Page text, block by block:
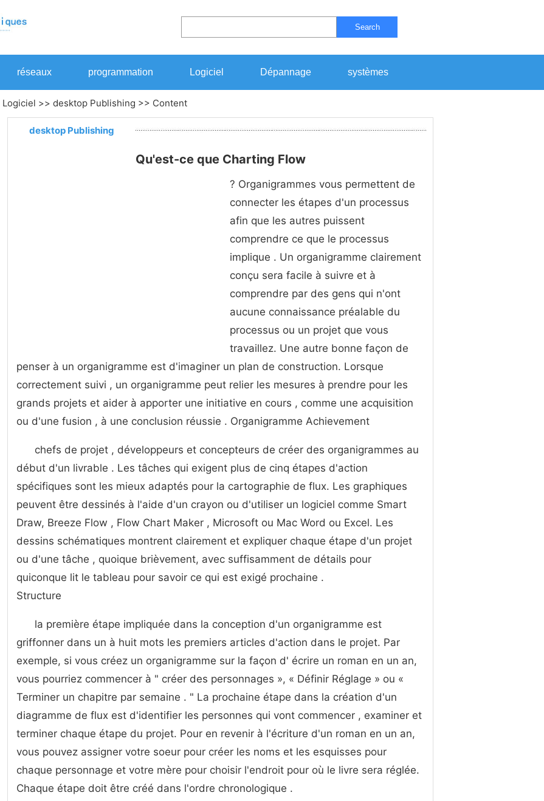
Search
réseaux programmation Logiciel Dépannage systèmes
Logiciel >> desktop Publishing >> Content
desktop Publishing
Qu'est-ce que Charting Flow
? Organigrammes vous permettent de
connecter les étapes d'un processus
afin que les autres puissent
comprendre ce que le processus
implique . Un organigramme clairement
conçu sera facile à suivre et à
comprendre par des gens qui n'ont
aucune connaissance préalable du
processus ou un projet que vous
travaillez. Une autre bonne façon de
penser à un organigramme est d'imaginer un plan de construction. Lorsque
correctement suivi , un organigramme peut relier les mesures à prendre pour les
grands projets et aider à apporter une initiative en cours , comme une acquisition
ou d'une fusion , à une conclusion réussie . Organigramme Achievement
chefs de projet , développeurs et concepteurs de créer des organigrammes au
début d'un livrable . Les tâches qui exigent plus de cinq étapes d'action
spécifiques sont les mieux adaptés pour la cartographie de flux. Les graphiques
peuvent être dessinés à l'aide d'un crayon ou d'utiliser un logiciel comme Smart
Draw, Breeze Flow , Flow Chart Maker , Microsoft ou Mac Word ou Excel. Les
dessins schématiques montrent clairement et expliquer chaque étape d'un projet
ou d'une tâche , quoique brièvement, avec suffisamment de détails pour
quiconque lit le tableau pour savoir ce qui est exigé prochaine .
Structure
la première étape impliquée dans la conception d'un organigramme est
griffonner dans un à huit mots les premiers articles d'action dans le projet. Par
exemple, si vous créez un organigramme sur la façon d' écrire un roman en un an,
vous pourriez commencer à " créer des personnages », « Définir Réglage » ou «
Terminer un chapitre par semaine . " La prochaine étape dans la création d'un
diagramme de flux est d'identifier les personnes qui vont commencer , examiner et
terminer chaque étape du projet. Pour en revenir à l'écriture d'un roman en un an,
vous pouvez assigner votre soeur pour créer les noms et les esquisses pour
chaque personnage et votre mère pour choisir l'endroit pour où le livre sera réglée.
Chaque étape doit être créé dans l'ordre chronologique .